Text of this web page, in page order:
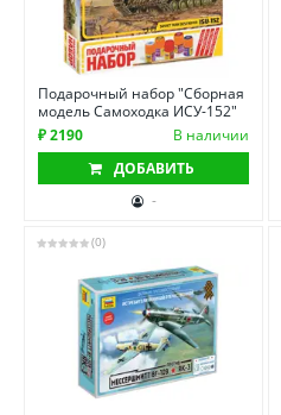
Подарочный набор "Сборная
модель Самоходка ИСУ-152"
₽ 2190
В наличии
ДОБАВИТЬ
-
(0)